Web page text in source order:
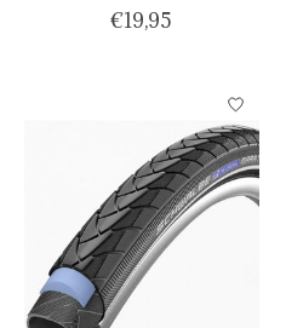
€19,95